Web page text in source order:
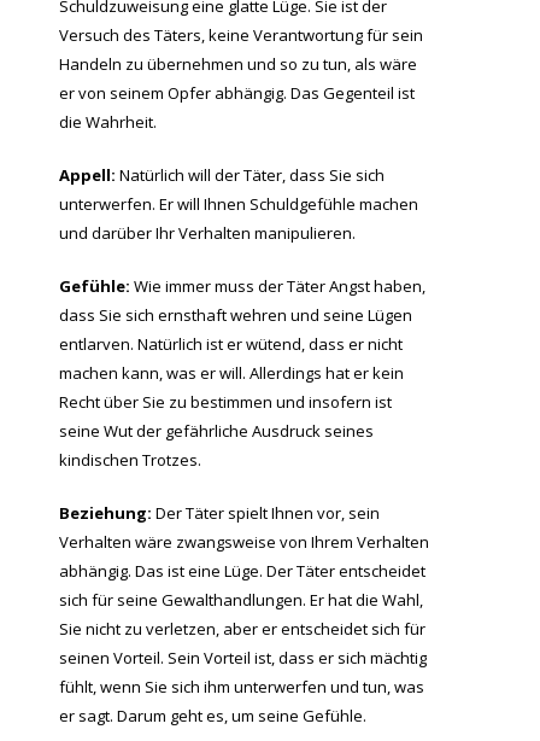
Schuldzuweisung eine glatte Lüge. Sie ist der
Versuch des Täters, keine Verantwortung für sein
Handeln zu übernehmen und so zu tun, als wäre
er von seinem Opfer abhängig. Das Gegenteil ist
die Wahrheit.
Appell: Natürlich will der Täter, dass Sie sich
unterwerfen. Er will Ihnen Schuldgefühle machen
und darüber Ihr Verhalten manipulieren.
Gefühle: Wie immer muss der Täter Angst haben,
dass Sie sich ernsthaft wehren und seine Lügen
entlarven. Natürlich ist er wütend, dass er nicht
machen kann, was er will. Allerdings hat er kein
Recht über Sie zu bestimmen und insofern ist
seine Wut der gefährliche Ausdruck seines
kindischen Trotzes.
Beziehung: Der Täter spielt Ihnen vor, sein
Verhalten wäre zwangsweise von Ihrem Verhalten
abhängig. Das ist eine Lüge. Der Täter entscheidet
sich für seine Gewalthandlungen. Er hat die Wahl,
Sie nicht zu verletzen, aber er entscheidet sich für
seinen Vorteil. Sein Vorteil ist, dass er sich mächtig
fühlt, wenn Sie sich ihm unterwerfen und tun, was
er sagt. Darum geht es, um seine Gefühle.